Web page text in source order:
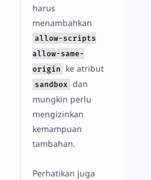
harus
menambahkan
allow-scripts
allow-same-
origin
ke atribut
sandbox dan
mungkin perlu
mengizinkan
kemampuan
tambahan.
Perhatikan juga